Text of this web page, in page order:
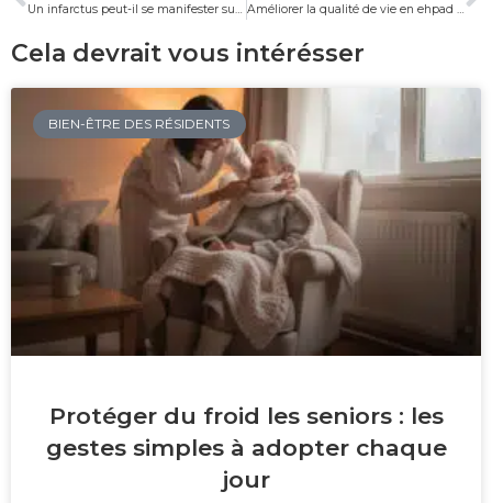
Un infarctus peut-il se manifester sur plusieurs jours ? Améliorer la qualité de vie en ehpad : un défi inspirant
Cela devrait vous intérésser
BIEN-ÊTRE DES RÉSIDENTS
Protéger du froid les seniors : les
gestes simples à adopter chaque
jour